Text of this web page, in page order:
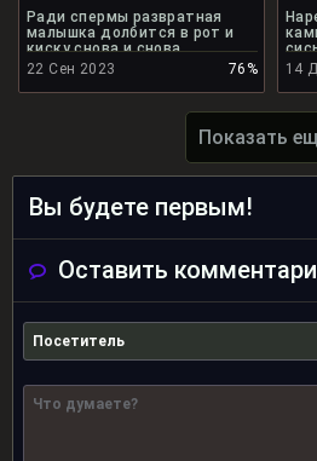
Ради спермы развратная
малышка долбится в рот и
киску снова и снова
22 Сен 2023
76%
14
Показать
Вы будете первым!
Оставить